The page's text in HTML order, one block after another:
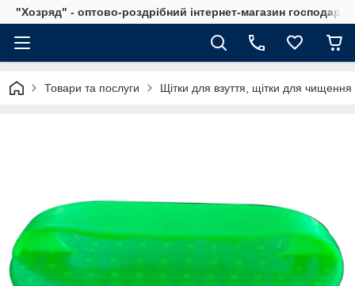
"Хозряд" - оптово-роздрібний інтернет-магазин
Товари та послуги Щітки для взуття, щітки для чищення